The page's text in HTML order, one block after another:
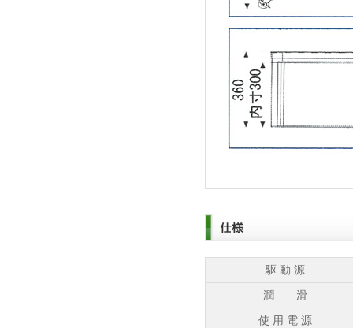
駆 動 源
潤 滑
使 用 電 源